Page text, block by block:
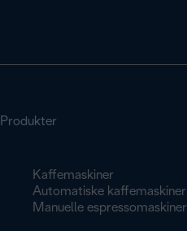
Produkter
Kaffemaskiner
Automatiske kaffemaskiner
Manuelle espressomaskiner